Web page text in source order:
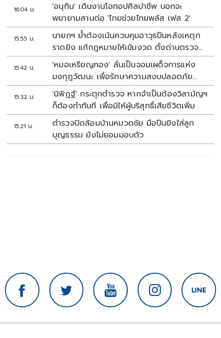
16:04 น.
'อนุทิน' เดินงานโอทอปศิลปาชีพ บอกจะ
พยายามสานต่อ 'ไทยช่วยไทยพลัส เฟส 2'
15:55 น.
นายกฯ ย้ำต้องเน้นควบคุมอาวุธปืนหลังเหตุก
ราดยิง แก้กฎหมายให้เข้มงวด ตั้งด่านตรวจ
เพิ่ม
15:42 น.
'หมอเหรียญทอง' ลั่นเป็นจอมเผด็จการแห่ง
มงกุฎวัฒนะ เพื่อรักษาความสงบปลอดภัย
ภายในรพ.
15:32 น.
'นิพิฏฐ์' กระตุกตำรวจ หากจำเป็นต้องวิสามัญฯ
ก็ต้องทำทันที เพื่อมิให้ผู้บริสุทธิ์เสียชีวิตเพิ่ม
15:21 น.
ตำรวจปิดล้อมบ้านหมวดชัย มือปืนยิงใส่ลูก
บุญธรรม ยังไม่ยอมมอบตัว